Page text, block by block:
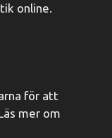
online.
för att
mer om